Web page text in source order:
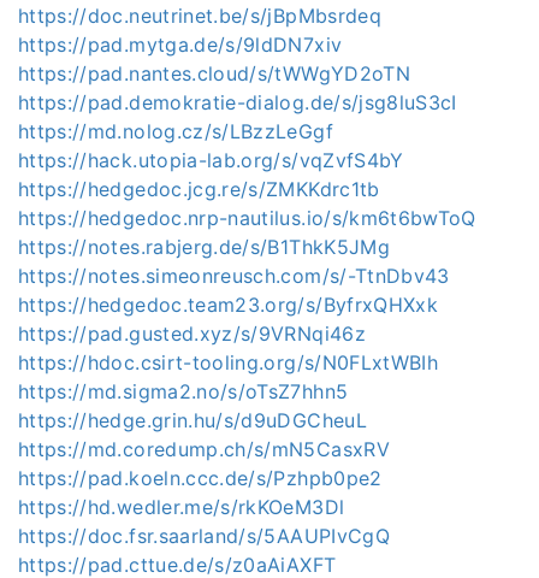
https://doc.neutrinet.be/s/jBpMbsrdeq
https://pad.mytga.de/s/9ldDN7xiv
https://pad.nantes.cloud/s/tWWgYD2oTN
https://pad.demokratie-dialog.de/s/jsg8luS3cI
https://md.nolog.cz/s/LBzzLeGgf
https://hack.utopia-lab.org/s/vqZvfS4bY
https://hedgedoc.jcg.re/s/ZMKKdrc1tb
https://hedgedoc.nrp-nautilus.io/s/km6t6bwToQ
https://notes.rabjerg.de/s/B1ThkK5JMg
https://notes.simeonreusch.com/s/-TtnDbv43
https://hedgedoc.team23.org/s/ByfrxQHXxk
https://pad.gusted.xyz/s/9VRNqi46z
https://hdoc.csirt-tooling.org/s/N0FLxtWBIh
https://md.sigma2.no/s/oTsZ7hhn5
https://hedge.grin.hu/s/d9uDGCheuL
https://md.coredump.ch/s/mN5CasxRV
https://pad.koeln.ccc.de/s/Pzhpb0pe2
https://hd.wedler.me/s/rkKOeM3Dl
https://doc.fsr.saarland/s/5AAUPIvCgQ
https://pad.cttue.de/s/z0aAiAXFT